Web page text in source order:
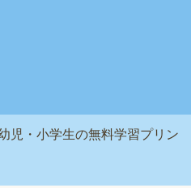
児・小学生の無料学習プリン